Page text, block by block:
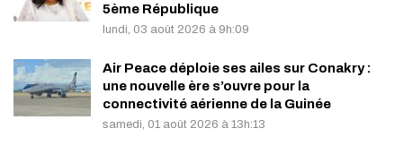
5ème République
lundi, 03 août 2026 à 9h:09
Air Peace déploie ses ailes sur Conakry :
une nouvelle ère s’ouvre pour la
connectivité aérienne de la Guinée
samedi, 01 août 2026 à 13h:13